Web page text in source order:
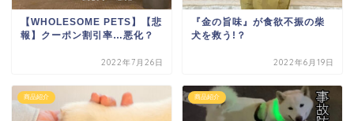
【WHOLESOME PETS】【悲
報】クーポン割引率…悪化？
2022年7月26日
『金の旨味』が食欲不振の柴
犬を救う!？
2022年6月19日
商品紹介 商品紹介